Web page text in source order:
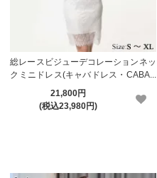
総レースビジューデコレーションネッ
クミニドレス(キャバドレス・CABAR
ETDRESS)【メーカーお取り寄せ】
21,800円
(税込23,980円)